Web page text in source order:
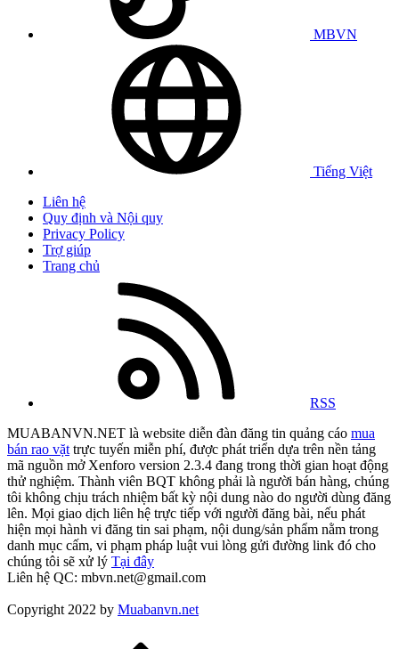
MBVN
Tiếng Việt
Liên hệ
Quy định và Nội quy
Privacy Policy
Trợ giúp
Trang chủ
RSS
MUABANVN.NET là website diễn đàn đăng tin quảng cáo mua
bán rao vặttrực tuyến miễn phí, được phát triển dựa trên nền tảng
mã nguồn mở Xenforo version 2.3.4 đang trong thời gian hoạt động
thử nghiệm. Thành viên BQT không phải là người bán hàng, chúng
tôi không chịu trách nhiệm bất kỳ nội dung nào do người dùng đăng
lên. Mọi giao dịch liên hệ trực tiếp với người đăng bài, nếu phát
hiện mọi hành vi đăng tin sai phạm, nội dung/sản phẩm nằm trong
danh mục cấm, vi phạm pháp luật vui lòng gửi đường link đó cho
chúng tôi sẽ xử lý Tại đây
Liên hệ QC: mbvn.net@gmail.com
Copyright 2022 by Muabanvn.net